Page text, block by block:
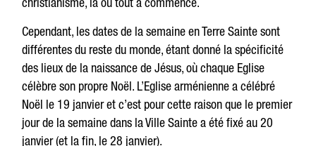
Cependant, les dates de la semaine en Terre Sainte sont
différentes du reste du monde, étant donné la spécificité
des lieux de la naissance de Jésus, où chaque Eglise
célèbre son propre Noël. L’Eglise arménienne a célébré
Noël le 19 janvier et c’est pour cette raison que le premier
jour de la semaine dans la Ville Sainte a été fixé au 20
janvier (et la fin, le 28 janvier).